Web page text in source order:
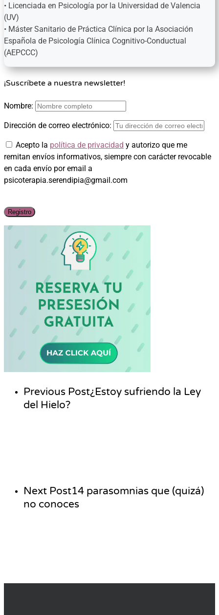
• Licenciada en Psicología por la Universidad de Valencia
(UV)
• Máster Sanitario de Práctica Clínica por la Asociación
Española de Psicología Clínica Cognitivo-Conductual
(AEPCCC)
¡Suscríbete a nuestra newsletter!
Nombre:
Dirección de correo electrónico:
Acepto la política de privacidad y autorizo que me
remitan envíos informativos, siempre con carácter revocable
en cada envío por email a
psicoterapia.serendipia@gmail.com
Previous Post¿Estoy sufriendo la Ley
del Hielo?
Next Post14 parasomnias que (quizá)
no conoces